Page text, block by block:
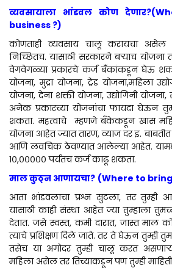
व्यवसायाला भांडवल कोण देणार?(
business ?)
कोणताही व्यवसाय चालू करायचा
निच्छितच. यासाठी सरकारने बऱ्याच
वेगवेगळ्या प्रकारचे कर्ज बँकांकडून घेऊ शकता.
योजना, मुद्रा योजना, ट्रेड योजना,महिला
योजना, देना शक्ती योजना, उद्योगिनी
अनेक प्रकारच्या योजनांचा फायदा घेऊन
शकता. महत्वाचे म्हणजे बँकेकडून खास
योजना आहेत ज्यात तारण, व्याज दर इ. बाबतीत
आणि लवचिक ठेवण्यात आलेल्या आहेत.
१०,००००० पर्यंतच कर्ज काढू शकता.
माल कुठ्न आणायचा? (Where to
आता भांडवलाचा प्रश्न सुटला, तर
यासाठी काही संस्था आहेत ज्या तुम्हाला
देतात. जसे स्वस्त, कमी दारात, जास्त माल
त्याचे प्रशिक्षण दिले जाते. तर ते घेऊन तुम्ही
तसेच या अगोदर तुम्ही चालू करत
महिला असेल तर तिच्याकडून पण तुम्ही